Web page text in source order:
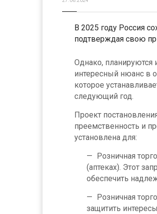
В 2025 году Россия
подтверждая свою
Однако, планируются
интересный нюанс в
которое
следующий год.
Проект
преемственность и
установлена для:
Розничная
(аптеках). Этот
обеспечить
Розничная
защитить